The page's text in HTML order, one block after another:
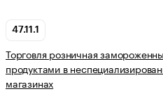
47.11.1
Торговля розничная
продуктами в
магазинах